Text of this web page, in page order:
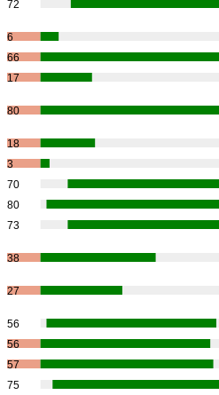
72
6
66
17
80
18
3
70
80
73
38
27
56
56
57
75